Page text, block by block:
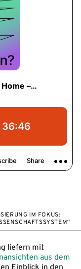
IM FOKUS:
liefern mit
aus dem